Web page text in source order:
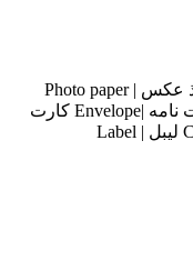
کاغذ معمولی | Plain Paper کاغذ عکس | Photo paper
ترانسپارنت | Transparency پاکت نامه |Envelope کارت